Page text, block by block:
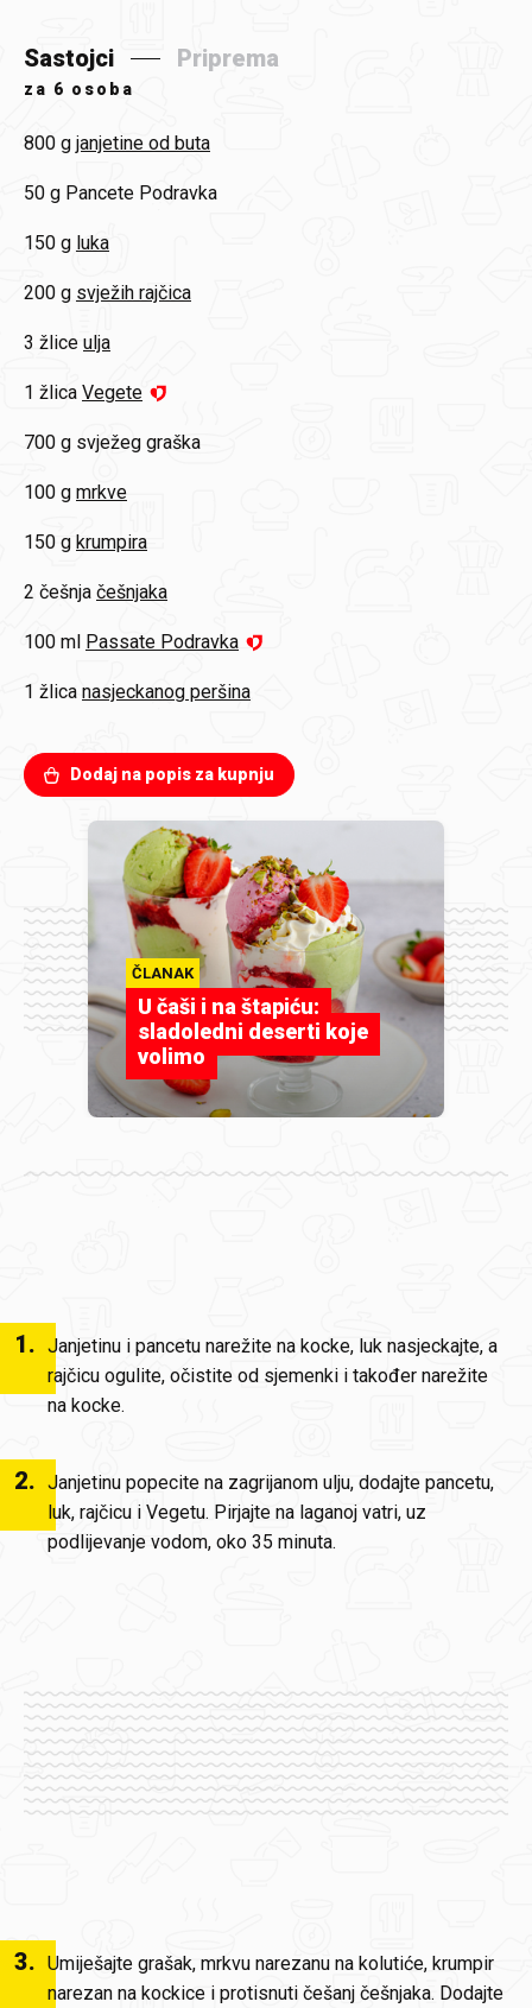
Sastojci Priprema
za 6 osoba
800 g janjetine od buta
50 g Pancete Podravka
150 g luka
200 g svježih rajčica
3 žlice ulja
1 žlica Vegete
700 g svježeg graška
100 g mrkve
150 g krumpira
2 češnja češnjaka
100 ml Passate Podravka
1 žlica nasjeckanog peršina
Dodaj na popis za kupnju
ČLANAK
U čaši i na štapiću:
sladoledni deserti koje
volimo
1. Janjetinu i pancetu narežite na kocke, luk nasjeckajte, a
rajčicu ogulite, očistite od sjemenki i također narežite
na kocke.
2. Janjetinu popecite na zagrijanom ulju, dodajte pancetu,
luk, rajčicu i Vegetu. Pirjajte na laganoj vatri, uz
podlijevanje vodom, oko 35 minuta.
3. Umiješajte grašak, mrkvu narezanu na kolutiće, krumpir
narezan na kockice i protisnuti češanj češnjaka. Dodajte